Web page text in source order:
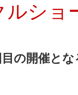
ショ
の開催とな